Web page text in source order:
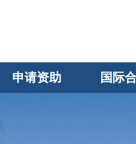
申请资助 国际